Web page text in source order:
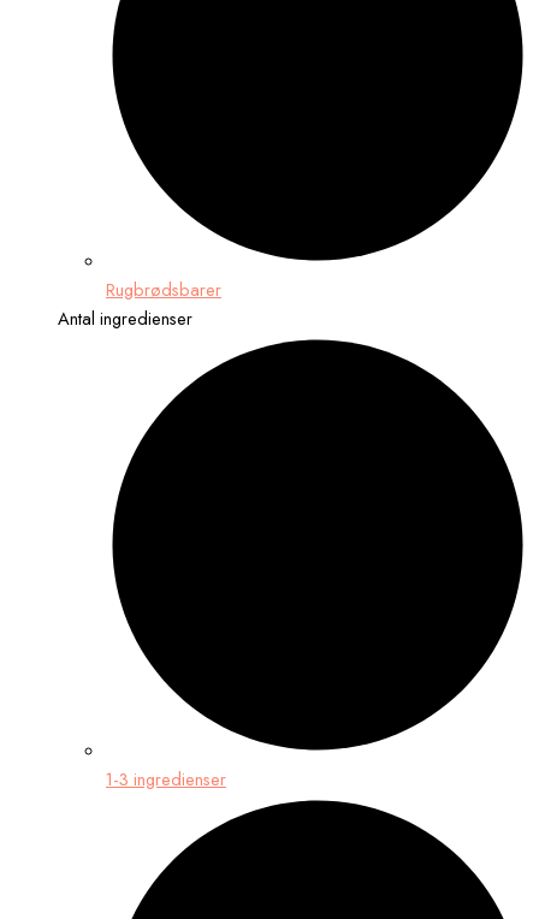
Rugbrødsbarer
Antal ingredienser
1-3 ingredienser